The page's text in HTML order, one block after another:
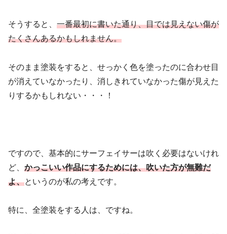
そうすると、 一番最初に書いた通り、目では見えない傷が
たくさんあるかもしれません。
そのまま塗装をすると、せっかく色を塗ったのに合わせ目
が消えていなかったり、消しきれていなかった傷が見えた
りするかもしれない・・・！
ですので、基本的にサーフェイサーは吹く必要はないけれ
ど、 かっこいい作品にするためには、吹いた方が無難だ
よ、というのが私の考えです。
特に、全塗装をする人は、ですね。